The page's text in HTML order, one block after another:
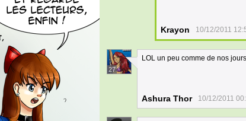
Krayon 10/12/2011
27
LOL un peu comme de nos
Ashura Thor 10/12/2011